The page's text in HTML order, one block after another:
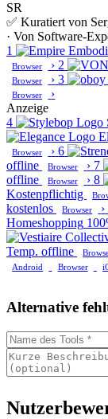
SR
✅ Kuratiert von
· Von Software-
1
Browser › 2
Browser › 3
Browser
›
Anzeige
4
Browser › 6
offline
Browser › 7
offline
Browser › 8
Kostenpflichtig
kostenlos
Browser ›
Homeshopping
Temp. offline
Android Browser
Alternative